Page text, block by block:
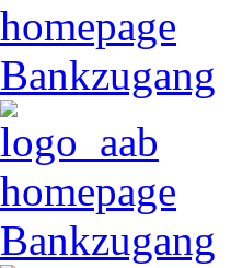
homepage
Bankzugang
homepage
Bankzugang